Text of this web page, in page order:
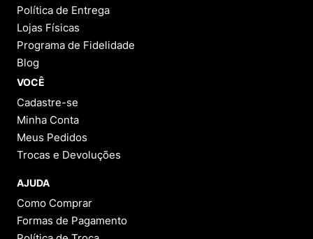
Política de Entrega
Lojas Físicas
Programa de Fidelidade
Blog
VOCÊ
Cadastre-se
Minha Conta
Meus Pedidos
Trocas e Devoluções
AJUDA
Como Comprar
Formas de Pagamento